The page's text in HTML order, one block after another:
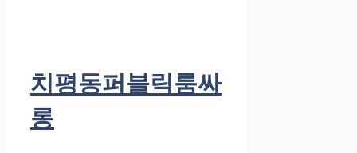
치평동퍼블릭룸싸
롱